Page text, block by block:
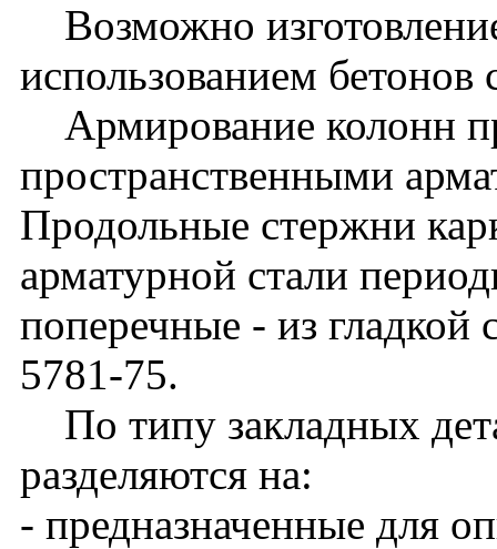
Возможно
использованием
Армирование колонн
пространственными
Продольные стержни
арматурной стали
поперечные - из
5781-75.
По типу закладных
разделяются на:
- предназначенные для